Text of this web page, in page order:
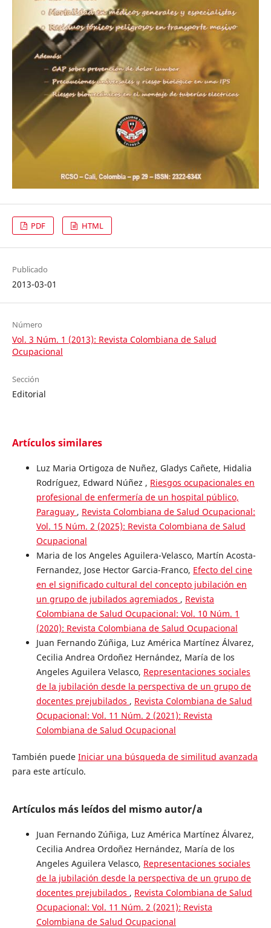
PDF HTML
Publicado
2013-03-01
Número
Vol. 3 Núm. 1 (2013): Revista Colombiana de Salud
Ocupacional
Sección
Editorial
Artículos similares
Luz Maria Ortigoza de Nuñez, Gladys Cañete, Hidalia
Rodríguez, Edward Núñez , Riesgos ocupacionales en
profesional de enfermería de un hospital público,
Paraguay , Revista Colombiana de Salud Ocupacional:
Vol. 15 Núm. 2 (2025): Revista Colombiana de Salud
Ocupacional
Maria de los Angeles Aguilera-Velasco, Martín Acosta-
Fernandez, Jose Hector Garcia-Franco, Efecto del cine
en el significado cultural del concepto jubilación en
un grupo de jubilados agremiados , Revista
Colombiana de Salud Ocupacional: Vol. 10 Núm. 1
(2020): Revista Colombiana de Salud Ocupacional
Juan Fernando Zúñiga, Luz América Martínez Álvarez,
Cecilia Andrea Ordoñez Hernández, María de los
Angeles Aguilera Velasco, Representaciones sociales
de la jubilación desde la perspectiva de un grupo de
docentes prejubilados , Revista Colombiana de Salud
Ocupacional: Vol. 11 Núm. 2 (2021): Revista
Colombiana de Salud Ocupacional
También puede Iniciar una búsqueda de similitud avanzada
para este artículo.
Artículos más leídos del mismo autor/a
Juan Fernando Zúñiga, Luz América Martínez Álvarez,
Cecilia Andrea Ordoñez Hernández, María de los
Angeles Aguilera Velasco, Representaciones sociales
de la jubilación desde la perspectiva de un grupo de
docentes prejubilados , Revista Colombiana de Salud
Ocupacional: Vol. 11 Núm. 2 (2021): Revista
Colombiana de Salud Ocupacional